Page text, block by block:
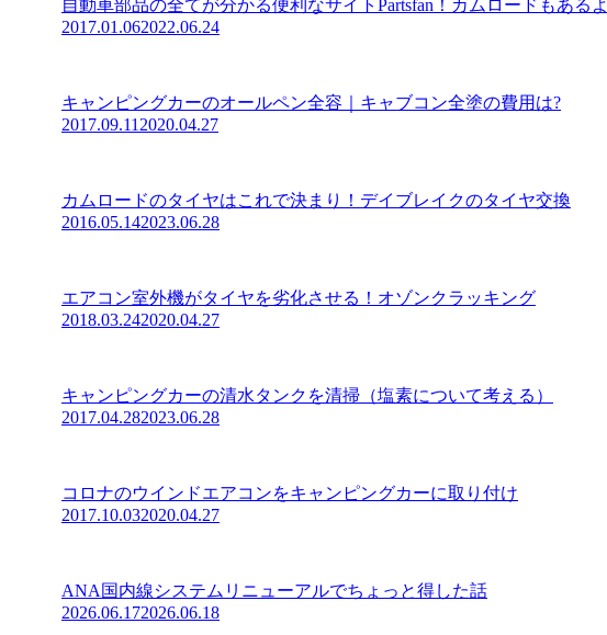
自動車部品の全てが分かる便利なサイトPartsfan！カムロードもあるよ
2017.01.062022.06.24
キャンピングカーのオールペン全容｜キャブコン全塗の費用は?
2017.09.112020.04.27
カムロードのタイヤはこれで決まり！デイブレイクのタイヤ交換
2016.05.142023.06.28
エアコン室外機がタイヤを劣化させる！オゾンクラッキング
2018.03.242020.04.27
キャンピングカーの清水タンクを清掃（塩素について考える）
2017.04.282023.06.28
コロナのウインドエアコンをキャンピングカーに取り付け
2017.10.032020.04.27
ANA国内線システムリニューアルでちょっと得した話
2026.06.172026.06.18